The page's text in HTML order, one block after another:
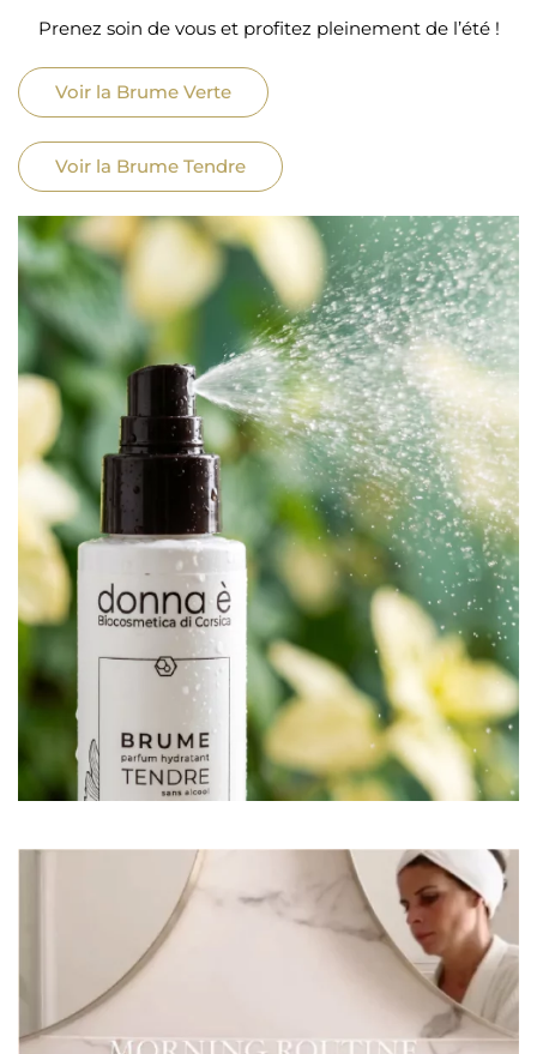
Prenez soin de vous et profitez pleinement de l’été !
Voir la Brume Verte
Voir la Brume Tendre